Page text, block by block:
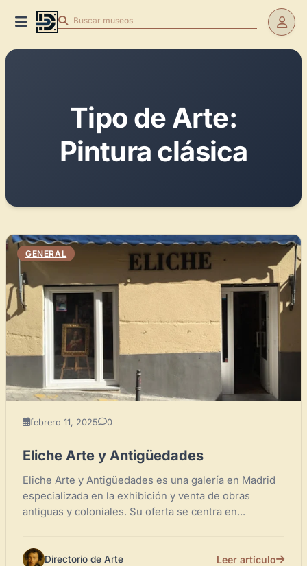
Buscar museos
Tipo de Arte:
Pintura clásica
GENERAL
febrero 11, 2025 0
Eliche Arte y Antigüedades
Eliche Arte y Antigüedades es una galería en Madrid
especializada en la exhibición y venta de obras
antiguas y coloniales. Su oferta se centra en...
Directorio de Arte Leer artículo